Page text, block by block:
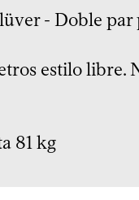
- Doble par
estilo libre.
81 kg